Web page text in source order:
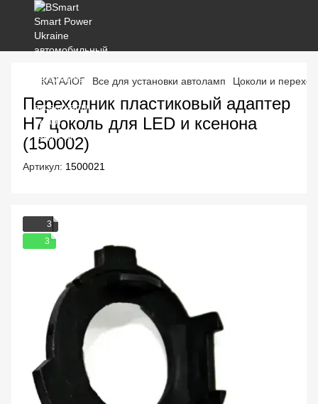
КАТАЛОГ Все для установки автоламп Цоколи и
Переходник пластиковый адаптер
H7 цоколь для LED и ксенона
(150002)
Артикул: 1500021
3
3